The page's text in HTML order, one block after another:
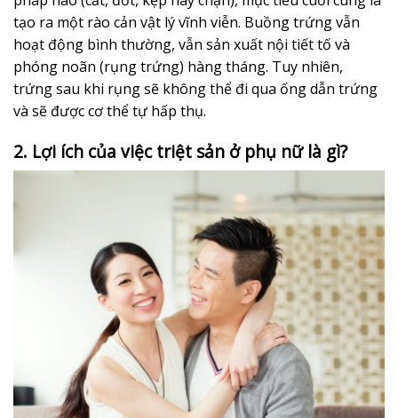
tạo ra một rào cản vật lý vĩnh viễn. Buồng trứng vẫn
hoạt động bình thường, vẫn sản xuất nội tiết tố và
phóng noãn (rụng trứng) hàng tháng. Tuy nhiên,
trứng sau khi rụng sẽ không thể đi qua ống dẫn trứng
và sẽ được cơ thể tự hấp thụ.
2. Lợi ích của việc triệt sản ở phụ nữ là gì?